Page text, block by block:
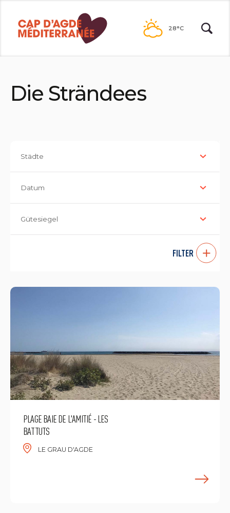
Inhalt
28°C
Die Strändees
Städte
Datum
Gütesiegel
FILTER
PLAGE BAIE DE L'AMITIÉ - LES
BATTUTS
LE GRAU D'AGDE